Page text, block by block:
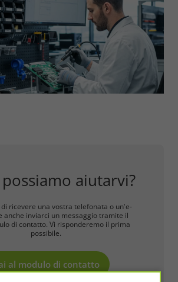
aiutarvi?
ricevere una vostra telefonata o un'e-
anche inviarci un messaggio tramite il
di contatto. Vi risponderemo il prima
possibile.
al modulo di contatto